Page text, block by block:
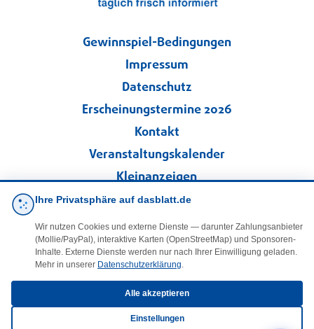
Gewinnspiel-Bedingungen
Impressum
Datenschutz
Erscheinungstermine 2026
Kontakt
Veranstaltungskalender
Kleinanzeigen
Folgen Sie uns!
facebook
Ihre Privatsphäre auf dasblatt.de
Wir nutzen Cookies und externe Dienste — darunter Zahlungsanbieter
(Mollie/PayPal), interaktive Karten (OpenStreetMap) und Sponsoren-
Inhalte. Externe Dienste werden nur nach Ihrer Einwilligung geladen.
Mehr in unserer Datenschutzerklärung.
Alle akzeptieren
Einstellungen